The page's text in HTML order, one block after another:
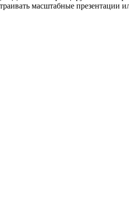
масштабные презентации